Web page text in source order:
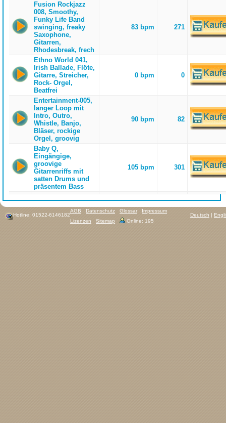
Fusion Rockjazz
008, Smoothy,
Funky Life Band
swinging, freaky
Saxophone,
Gitarren,
Rhodesbreak, frech
83 bpm 271
Ethno World 041,
Irish Ballade, Flöte,
Gitarre, Streicher,
Rock- Orgel,
Beatfrei
0 bpm 0
Entertainment-005,
langer Loop mit
Intro, Outro,
Whistle, Banjo,
Bläser, rockige
Orgel, groovig
90 bpm 82
Baby Q,
Eingängige,
groovige
Gitarrenriffs mit
satten Drums und
präsentem Bass
105 bpm 301
Hotline: 01522-6146182 Deutsch |
AGB Datenschutz Glossar
Impressum
Lizenzen
Sitemap Online: 195